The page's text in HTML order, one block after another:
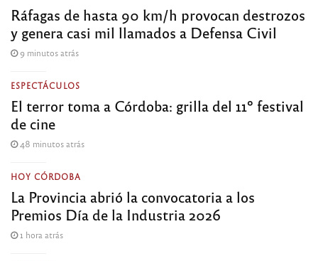
Ráfagas de hasta 90 km/h provocan destrozos
y genera casi mil llamados a Defensa Civil
9 minutos atrás
ESPECTÁCULOS
El terror toma a Córdoba: grilla del 11º festival
de cine
48 minutos atrás
HOY CÓRDOBA
La Provincia abrió la convocatoria a los
Premios Día de la Industria 2026
1 hora atrás